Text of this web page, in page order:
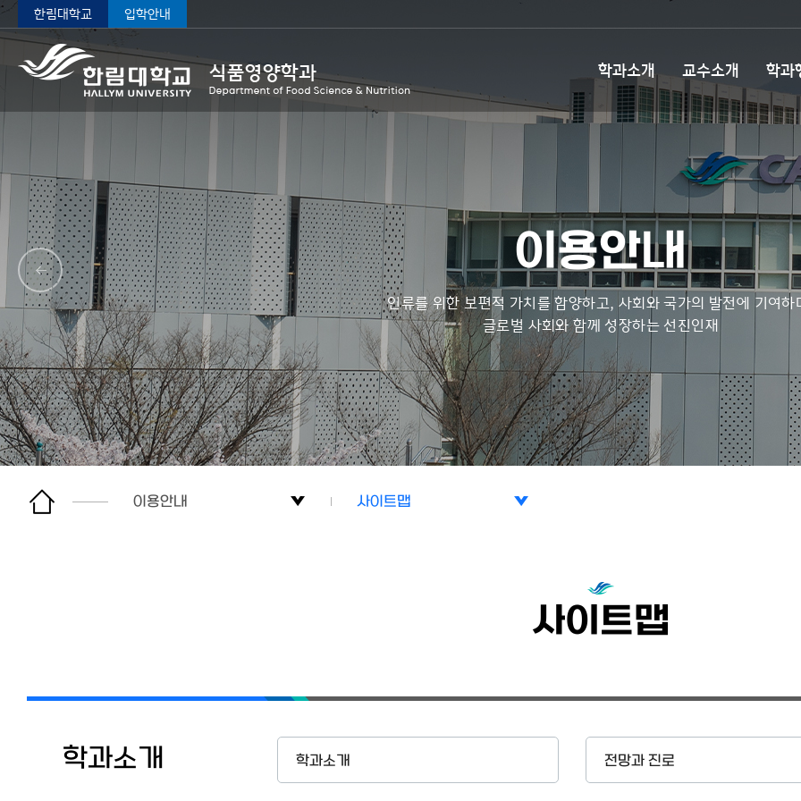
한림대학교 입학안내
학과소개 교수소개 학과
이용안내
인류를 위한 보편적 가치를 함양하고, 사회와 국가의 발전에 기여하
글로벌 사회와 함께 성장하는 선진인재
이용안내
학생활동
사이트맵
사이트맵
학과소개 학과소개 전망과 진로